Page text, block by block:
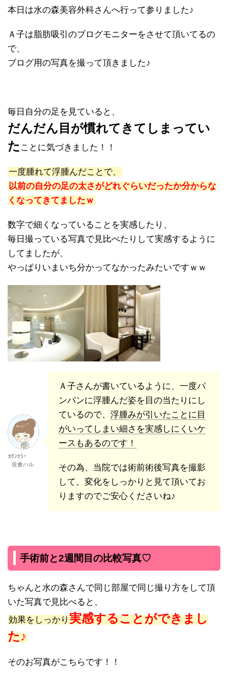
本日は水の森美容外科さんへ行って参りました♪
Ａ子は脂肪吸引のブログモニターをさせて頂いてるの
で、
ブログ用の写真を撮って頂きました♪
毎日自分の足を見ていると、
だんだん目が慣れてきてしまってい
た ことに気づきました！！
一度腫れて浮腫んだことで、
以前の自分の足の太さがどれぐらいだったか分からな
くなってきてましたｗ
数字で細くなっていることを実感したり、
毎日撮っている写真で見比べたりして実感するように
してましたが、
やっぱりいまいち分かってなかったみたいですｗｗ
ｶｳﾝｾﾗｰ
佐倉ハル
Ａ子さんが書いているように、一度パ
ンパンに浮腫んだ姿を目の当たりにし
ているので、 浮腫みが引いたことに目
がいってしまい細さを実感しにくいケ
ースもあるのです！
その為、当院では術前術後写真を撮影
して、変化をしっかりと見て頂いてお
りますのでご安心くださいね♪
手術前と2週間目の比較写真♡
ちゃんと水の森さんで同じ部屋で同じ撮り方をして頂
いた写真で見比べると、
効果をしっかり 実感することができまし
た♪
そのお写真がこちらです！！